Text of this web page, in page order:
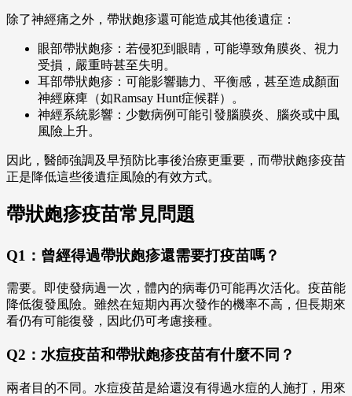
除了神經痛之外，帶狀皰疹還可能造成其他後遺症：
眼部帶狀皰疹：若侵犯到眼睛，可能導致角膜炎、視力
受損，嚴重時甚至失明。
耳部帶狀皰疹：可能影響聽力、平衡感，甚至造成顏面
神經麻痺（如Ramsay Hunt症候群）。
神經系統影響：少數病例可能引發腦膜炎、腦炎或中風
風險上升。
因此，醫師強調及早預防比事後治療更重要，而帶狀皰疹疫苗
正是降低這些後遺症風險的有效方式。
帶狀皰疹疫苗常見問題
Q1：曾經得過帶狀皰疹還需要打疫苗嗎？
需要。即使發病過一次，體內的病毒仍可能再次活化。疫苗能
降低復發風險。雖然在短期內再次發作的機率不高，但長期來
看仍有可能復發，因此仍可考慮接種。
Q2：水痘疫苗和帶狀皰疹疫苗有什麼不同？
兩者目的不同。水痘疫苗是給還沒有得過水痘的人施打，用來